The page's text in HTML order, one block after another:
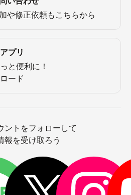
や修正依頼もこちらから
プリ
と便利に！
ード
ントをフォローして
報を受け取ろう